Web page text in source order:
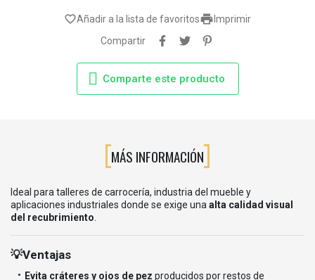
 Imprimir
favorite_borderAñadir a la lista de favoritos
Compartir
Comparte este producto
MÁS INFORMACIÓN
Ideal para talleres de carrocería, industria del mueble y
aplicaciones industriales donde se exige una alta calidad visual
del recubrimiento
💡Ventajas
Evita cráteres y ojos de pez producidos por restos de